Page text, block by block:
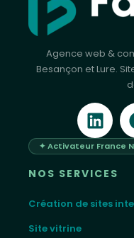
Agence web &
Besançon et Lure.
✦ Activateur France
NOS SERVICES
Création de sites
Site vitrine